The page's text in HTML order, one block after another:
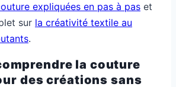
expliquées en pas à pas et
sur la créativité textile au
.
la couture
des créations sans